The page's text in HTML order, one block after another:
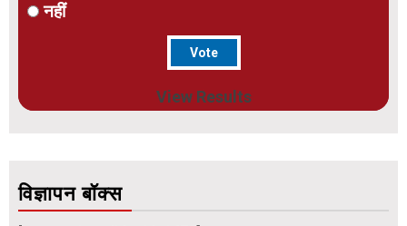
नहीं
View Results
विज्ञापन बॉक्स